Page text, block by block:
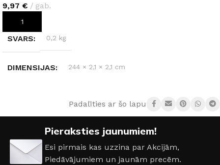
9,97 € gab.
PIEVIENOT GROZAM
SVARS 0,2 kg
DIMENSIJAS 244 × 2,1 × 2,1 cm
Padalīties ar šo lapu:
Pieraksties jaunumiem!
Esi pirmais kas uzzina par Akcijām,
Piedāvājumiem un jaunām precēm.